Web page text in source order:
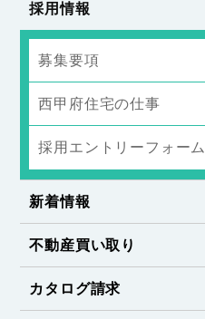
採用情報
募集要項
西甲府住宅の仕事
採用エントリーフォーム
新着情報
不動産買い取り
カタログ請求